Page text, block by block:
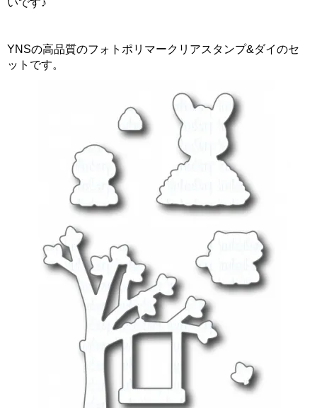
いです♪
YNSの高品質のフォトポリマークリアスタンプ&ダイのセ
ットです。